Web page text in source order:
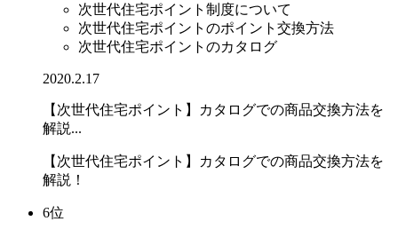
次世代住宅ポイント制度について
次世代住宅ポイントのポイント交換方法
次世代住宅ポイントのカタログ
2020.2.17
【次世代住宅ポイント】カタログでの商品交換方法を
解説...
【次世代住宅ポイント】カタログでの商品交換方法を
解説！
6位